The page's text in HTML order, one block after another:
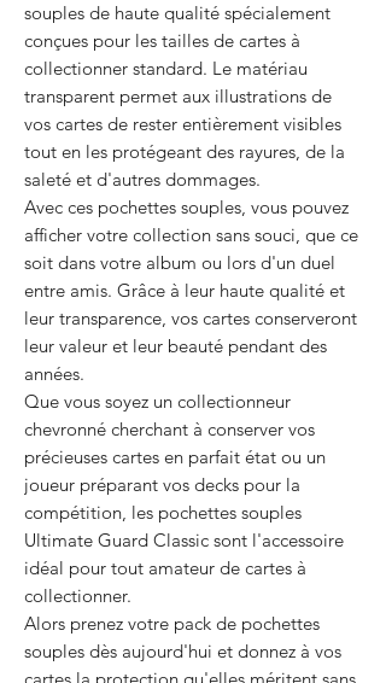
souples de haute qualité spécialement
conçues pour les tailles de cartes à
collectionner standard. Le matériau
transparent permet aux illustrations de
vos cartes de rester entièrement visibles
tout en les protégeant des rayures, de la
saleté et d'autres dommages.
Avec ces pochettes souples, vous pouvez
afficher votre collection sans souci, que ce
soit dans votre album ou lors d'un duel
entre amis. Grâce à leur haute qualité et
leur transparence, vos cartes conserveront
leur valeur et leur beauté pendant des
années.
Que vous soyez un collectionneur
chevronné cherchant à conserver vos
précieuses cartes en parfait état ou un
joueur préparant vos decks pour la
compétition, les pochettes souples
Ultimate Guard Classic sont l'accessoire
idéal pour tout amateur de cartes à
collectionner.
Alors prenez votre pack de pochettes
souples dès aujourd'hui et donnez à vos